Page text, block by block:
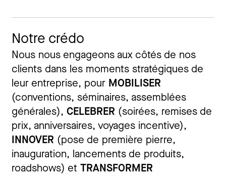
Notre crédo
Nous nous engageons aux côtés de nos
clients dans lesmoments stratégiques de
leur entreprise, pour MOBILISER
(conventions, séminaires, assemblées
générales), CELEBRER (soirées, remises de
prix, anniversaires, voyages incentive),
INNOVER (pose de première pierre,
inauguration, lancements de produits,
roadshows) et TRANSFORMER